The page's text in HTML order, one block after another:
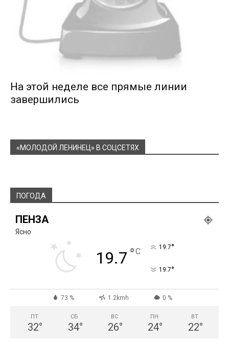
На этой неделе все прямые линии
завершились
«МОЛОДОЙ ЛЕНИНЕЦ» В СОЦСЕТЯХ
ПОГОДА
ПЕНЗА
Ясно
19.7 °C 19.7°
19.7°
73 % 1.2kmh 0 %
ПТ
32°
СБ
34°
ВС
26°
ПН
24°
ВТ
22°